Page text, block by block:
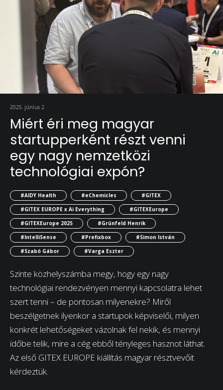
2025. június 2.
Miért éri meg magyar
startupperként részt venni
egy nagy nemzetközi
technológiai expón?
#AIDY Health #eChemicles
#GITEX
#GITEX EUROPE x Ai Everything
#GITEXEurope
#GITEXEurope 2025
#Grünfeld Henrik
#IntelliSense
#Prefixbox
#Simon István
#Szabó Gábor
#Varga Eszter
Szinte közhelyszámba megy, hogy egy nagy
technológiai rendezvényen mennyi kapcsolatra lehet
szert tenni – de pontosan milyenekre? Miről
beszélgetnek ilyenkor a startupok képviselői, milyen
konkrét lehetőségeket vázolnak fel nekik, és mennyi
időbe telik, mire a cég ebből tényleges hasznot láthat.
Az első GITEX EUROPE kiállítás magyar résztvevőit
kérdeztük.